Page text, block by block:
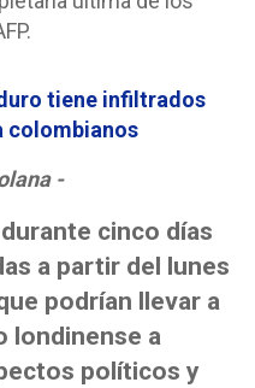
tiene infiltrados
colombianos
-
cinco días
a partir del lunes
podrían llevar a
londinense a
políticos y